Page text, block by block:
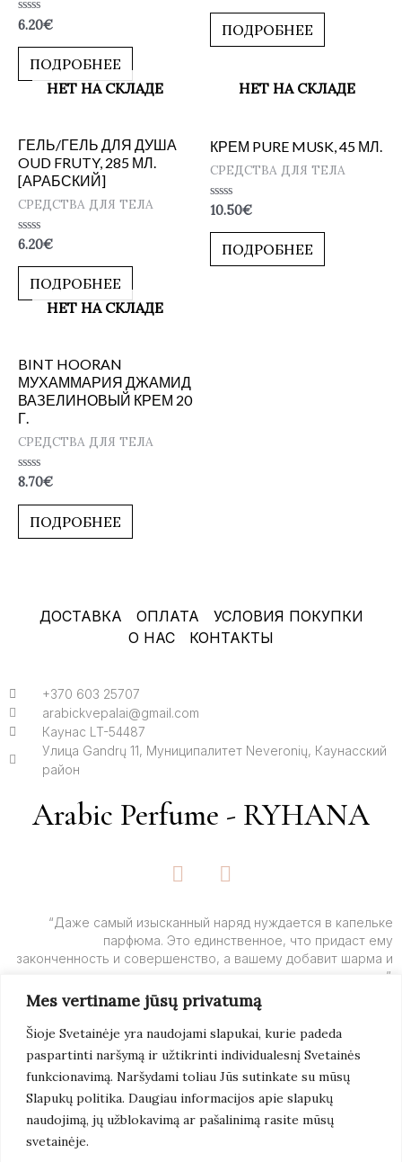
Mes vertiname jūsų privatumą
Šioje Svetainėje yra naudojami slapukai, kurie padeda
paspartinti naršymą ir užtikrinti individualesnį Svetainės
funkcionavimą. Naršydami toliau Jūs sutinkate su mūsų
Slapukų politika. Daugiau informacijos apie slapukų
naudojimą, jų užblokavimą ar pašalinimą rasite mūsų
svetainėje.
Оценка
из
6.20€
ПОДРОБНЕЕ
из
ПОДРОБНЕЕ
НЕТ НА СКЛАДЕ
ГЕЛЬ/ГЕЛЬ ДЛЯ ДУША
OUD FRUTY, 285 МЛ.
[АРАБСКИЙ]
СРЕДСТВА ДЛЯ ТЕЛА
Оценка
из
6.20€
ПОДРОБНЕЕ
НЕТ НА СКЛАДЕ
КРЕМ PURE MUSK, 45 МЛ.
СРЕДСТВА ДЛЯ ТЕЛА
Оценка
из
10.50€
ПОДРОБНЕЕ
НЕТ НА СКЛАДЕ
BINT HOORAN
МУХАММАРИЯ ДЖАМИД
ВАЗЕЛИНОВЫЙ КРЕМ 20
Г.
СРЕДСТВА ДЛЯ ТЕЛА
Оценка
из
8.70€
ПОДРОБНЕЕ
ДОСТАВКА ОПЛАТА
УСЛОВИЯ ПОКУПКИ
О НАС
КОНТАКТЫ
+370 603 25707
arabickvepalai@gmail.com
Каунас LT-54487
Улица Gandrų 11, Муниципалитет Neveronių, Каунасский
район
Arabic Perfume - RYHANA
F
a
e
b
o
o
k
-
f
I
n
t
a
g
r
a
m
“Даже самый изысканный наряд нуждается в капельке
парфюма. Это единственное, что придаст ему
законченность и совершенство, а вашему добавит шарма и
очарования”.
Подробнее